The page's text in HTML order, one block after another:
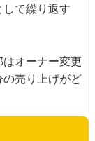
て繰り返す
オーナー変更
売り上げがど